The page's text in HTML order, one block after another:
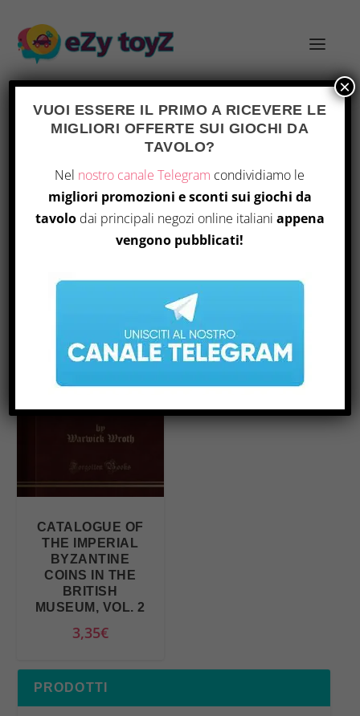
Home/ Prodotto Number Of Pages / 385
Visualizzazione del risultato
CATALOGUE OF
THE IMPERIAL
BYZANTINE
COINS IN THE
BRITISH
MUSEUM, VOL. 2
3,35€
PRODOTTI
VUOI ESSERE IL PRIMO A RICEVERE LE
MIGLIORI OFFERTE SUI GIOCHI DA
TAVOLO?
Nel nostro canale Telegram condividiamo le
migliori promozioni e sconti sui giochi da
tavolo dai principali negozi online italiani appena
vengono pubblicati!
×